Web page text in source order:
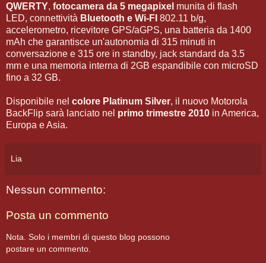
QWERTY, fotocamera da 5 megapixel munita di flash
LED, connettività Bluetooth e Wi-FI 802.11 b/g,
accelerometro, ricevitore GPS/aGPS, una batteria da 1400
mAh che garantisce un'autonomia di 315 minuti in
conversazione e 315 ore in standby, jack standard da 3.5
mm e una memoria interna di 2GB espandibile con microSD
fino a 32 GB.
Disponibile nel colore Platinum Silver, il nuovo Motorola
BackFlip sarà lanciato nel primo trimestre 2010 in America,
Europa e Asia.
Lia
Nessun commento:
Posta un commento
Nota. Solo i membri di questo blog possono
postare un commento.